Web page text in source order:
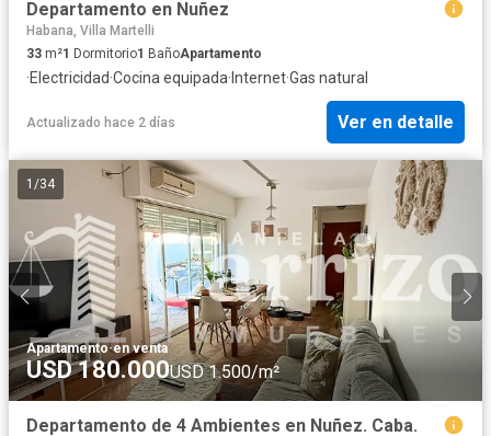
Departamento en Nuñez
Habana, Villa Martelli
33 m²1 Dormitorio1 BañoApartamento
·Electricidad·Cocina equipada· Internet·Gas natural
Actualizado hace 2 días Ver en detalle
1 /34
Apartamento·en venta
USD 180.000USD 1.500/m²
Departamento de 4 Ambientes en Nuñez. Caba.